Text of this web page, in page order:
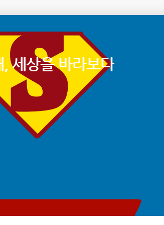
, 세상을 바라보다